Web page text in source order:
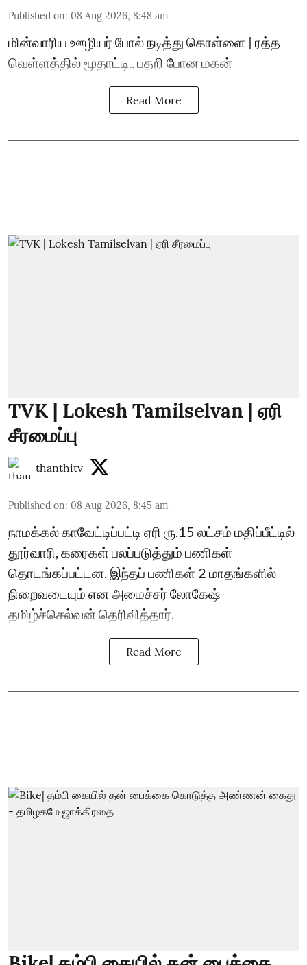
Published on: 08 Aug 2026, 8:48 am
மின்வாரிய ஊழியர் போல் நடித்து கொள்ளை | ரத்த
வெள்ளத்தில் மூதாட்டி.. பதறி போன மகன்
Read More
TVK | Lokesh Tamilselvan | ஏரி
சீரமைப்பு
thanthitv
Published on: 08 Aug 2026, 8:45 am
நாமக்கல் காவேட்டிப்பட்டி ஏரி ரூ.15 லட்சம் மதிப்பீட்டில்
தூர்வாரி, கரைகள் பலப்படுத்தும் பணிகள்
தொடங்கப்பட்டன. இந்தப் பணிகள் 2 மாதங்களில்
நிறைவடையும் என அமைச்சர் லோகேஷ்
தமிழ்ச்செல்வன் தெரிவித்தார்.
Read More